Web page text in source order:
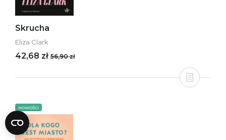
Skrucha
Eliza Clark
42,68 zł 56,90 zł
NOWOŚCI